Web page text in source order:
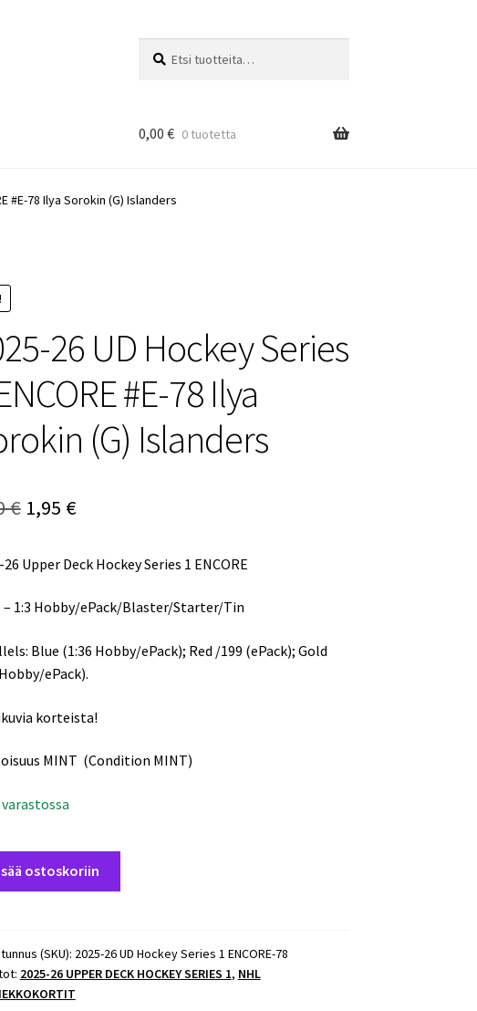
0,00 € 0 tuotetta
#E-78 Ilya Sorokin (G) Islanders
26 UD Hockey Series
#E-78 Ilya
(G) Islanders
€ Alkuperäinen
oli:
2,50 €.
1,95 €Nykyinen
on:
1,95 €.
26 Upper Deck Hockey Series 1 ENCORE
– 1:3 Hobby/ePack/Blaster/Starter/Tin
Blue (1:36 Hobby/ePack); Red /199 (ePack); Gold
ePack).
korteista!
MINT (Condition MINT)
varastossa
ostoskoriin
(SKU): 2025-26 UD Hockey Series 1 ENCORE-78
2025-26 UPPER DECK HOCKEY SERIES 1, NHL